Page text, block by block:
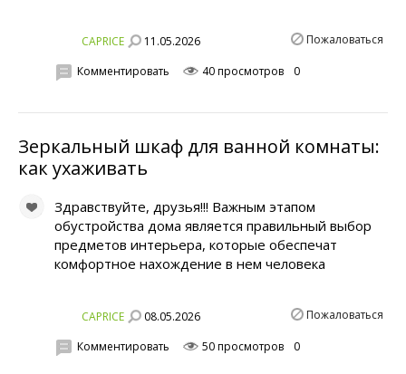
CAPRICE 11.05.2026 Пожаловаться
Комментировать 40 просмотров 0
Зеркальный шкаф для ванной комнаты:
как ухаживать
Здравствуйте, друзья!!! Важным этапом
обустройства дома является правильный выбор
предметов интерьера, которые обеспечат
комфортное нахождение в нем человека
CAPRICE 08.05.2026 Пожаловаться
Комментировать 50 просмотров 0